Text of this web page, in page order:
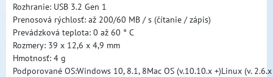
Rozhranie: USB 3.2 Gen 1
Prenosová rýchlosť: až 200/60 MB / s (čítanie / zápis)
Prevádzková teplota: 0 až 60 ° C
Rozmery: 39 x 12,6 x 4,9 mm
Hmotnosť: 4 g
Podporované OS:Windows 10, 8.1, 8Mac OS (v.10.10.x +)Linux (v.